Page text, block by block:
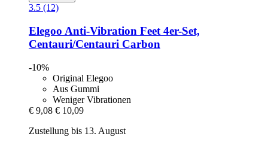
3.5 (12)
Elegoo Anti-​Vibration Feet 4er-​Set,
Centauri/Centauri Carbon
-10%
Original Elegoo
Aus Gummi
Weniger Vibrationen
€ 9,08 € 10,09
Zustellung bis 13. August